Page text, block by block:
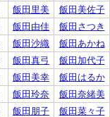
飯田里美
飯田美佐子
飯田由佳
飯田さつき
飯田沙織
飯田あかね
飯田真弓
飯田加代子
飯田美幸
飯田はるか
飯田玲奈
飯田奈緒美
飯田朋子
飯田菜々子